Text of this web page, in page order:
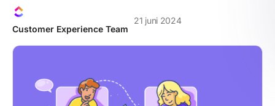
Customer Experience Team
21 juni 2024